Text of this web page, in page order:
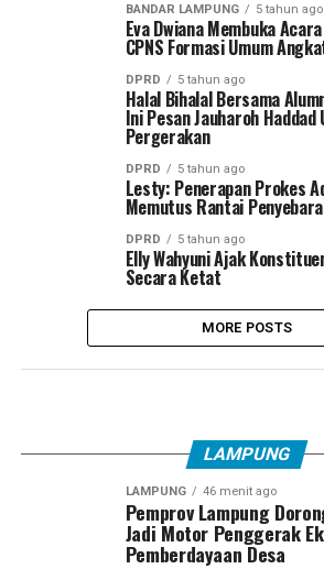
BANDAR LAMPUNG 5 tahun ago
Eva Dwiana Membuka
CPNS Formasi Umum
DPRD 5 tahun ago
Halal Bihalal Bersama
Ini Pesan Jauharoh
Pergerakan
DPRD 5 tahun ago
Lesty: Penerapan Prokes
Memutus Rantai
DPRD 5 tahun ago
Elly Wahyuni Ajak
Secara Ketat
MORE POSTS
LAMPUNG
LAMPUNG 46 menit ago
Pemprov Lampung
Jadi Motor Penggerak
Pemberdayaan Desa